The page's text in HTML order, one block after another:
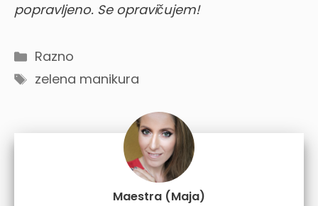
popravljeno. Se opravičujem!
Categories
Razno
Tags
zelena manikura
Maestra (Maja)